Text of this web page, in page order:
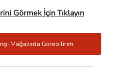
Görmek İçin Tıklayın
Mağazada Görebilirim